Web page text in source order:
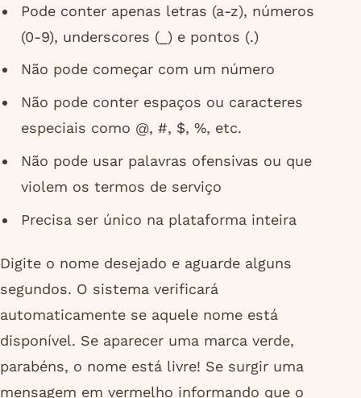
Pode conter apenas letras (a-z), números
(0-9), underscores (_) e pontos (.)
Não pode começar com um número
Não pode conter espaços ou caracteres
especiais como @, #, $, %, etc.
Não pode usar palavras ofensivas ou que
violem os termos de serviço
Precisa ser único na plataforma inteira
Digite o nome desejado e aguarde alguns
segundos. O sistema verificará
automaticamente se aquele nome está
disponível. Se aparecer uma marca verde,
parabéns, o nome está livre! Se surgir uma
mensagem em vermelho informando que o